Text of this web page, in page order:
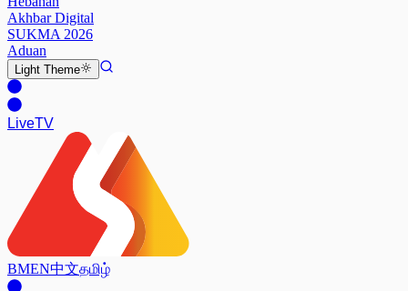
Akhbar Digital
SUKMA 2026
Aduan
Light Theme
LiveTV
BMEN中文தமிழ்